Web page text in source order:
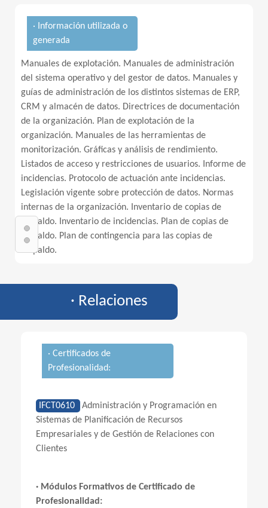
· Información utilizada o
generada
Manuales de explotación. Manuales de administración
del sistema operativo y del gestor de datos. Manuales y
guías de administración de los distintos sistemas de ERP,
CRM y almacén de datos. Directrices de documentación
de la organización. Plan de explotación de la
organización. Manuales de las herramientas de
monitorización. Gráficas y análisis de rendimiento.
Listados de acceso y restricciones de usuarios. Informe de
incidencias. Protocolo de actuación ante incidencias.
Legislación vigente sobre protección de datos. Normas
internas de la organización. Inventario de copias de
respaldo. Inventario de incidencias. Plan de copias de
respaldo. Plan de contingencia para las copias de
respaldo.
· Relaciones
· Certificados de
Profesionalidad:
IFCT0610
Administración y Programación en
Sistemas de Planificación de Recursos
Empresariales y de Gestión de Relaciones con
Clientes
· Módulos Formativos de Certificado de
Profesionalidad: